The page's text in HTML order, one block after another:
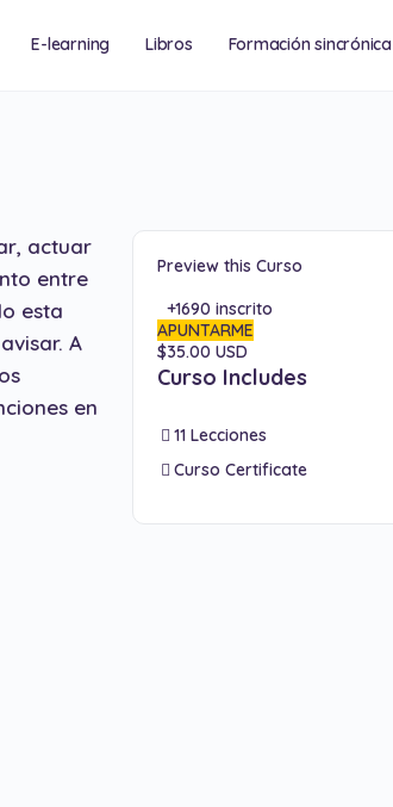
E-learning Libros Formación sincrónica
actuar
entre
esta
A
en
Preview this Curso
+1690 inscrito
APUNTARME
$35.00 USD
Curso Includes
11 Lecciones
Curso Certificate